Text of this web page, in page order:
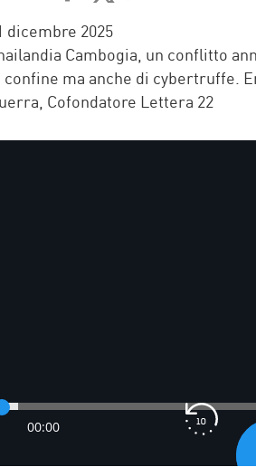
FACEBOOK
TWITTER
dicembre 2025
Cambogia, un conflitto
confine ma anche di cybertruffe.
Cofondatore Lettera 22